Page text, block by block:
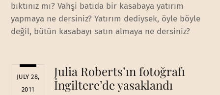
bıktınız mı? Vahşi batıda bir kasabaya yatırım
yapmaya ne dersiniz? Yatırım dediysek, öyle böyle
değil, bütün kasabayı satın almaya ne dersiniz?
JULY 28,
2011
Julia Roberts’ın fotoğrafı
İngiltere’de yasaklandı